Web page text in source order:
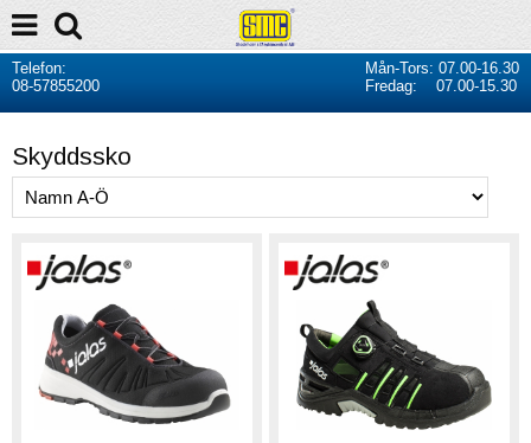
Telefon:
08-57855200
Mån-Tors: 07.00-16.30
Fredag: 07.00-15.30
Skyddssko